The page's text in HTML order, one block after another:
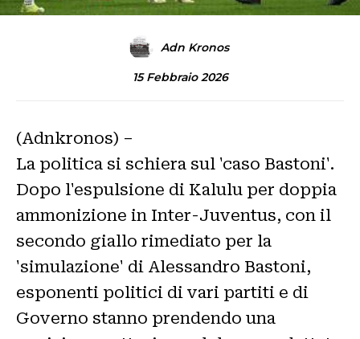
Adn Kronos
15 Febbraio 2026
(Adnkronos) –
La politica si schiera sul 'caso Bastoni'.
Dopo l'espulsione di Kalulu per doppia
ammonizione in Inter-Juventus, con il
secondo giallo rimediato per la
'simulazione' di Alessandro Bastoni,
esponenti politici di vari partiti e di
Governo stanno prendendo una